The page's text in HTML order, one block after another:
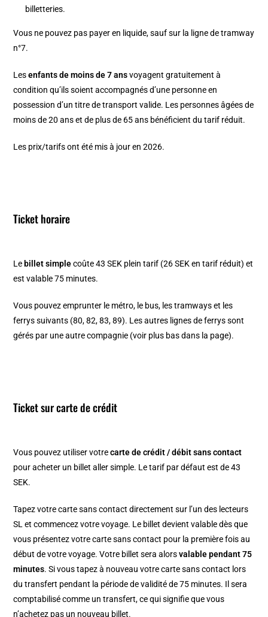
billetteries.
Vous ne pouvez pas payer en liquide, sauf sur la ligne de tramway
n°7.
Lesenfants de moins de 7 ansvoyagent gratuitement à
condition qu’ils soient accompagnés d’une personne en
possession d’un titre de transport valide. Les personnes âgées de
moins de 20 ans et de plus de 65 ans bénéficient du tarif réduit.
Les prix/tarifs ont été mis à jour en 2026.
Ticket horaire
Le billet simplecoûte 43 SEK plein tarif (26 SEK en tarif réduit) et
est valable 75 minutes.
Vous pouvez emprunter le métro, le bus, les tramways et les
ferrys suivants (80, 82, 83, 89). Les autres lignes de ferrys sont
gérés par une autre compagnie (voir plus bas dans la page).
Ticket sur carte de crédit
Vous pouvez utiliser votrecarte de crédit / débit sans contact
pour acheter un billet aller simple. Le tarif par défaut est de 43
SEK.
Tapez votre carte sans contact directement sur l’un des lecteurs
SL et commencez votre voyage. Le billet devient valable dès que
vous présentez votre carte sans contact pour la première fois au
début de votre voyage. Votre billet sera alorsvalable pendant 75
minutes. Si vous tapez à nouveau votre carte sans contact lors
du transfert pendant la période de validité de 75 minutes. Il sera
comptabilisé comme un transfert, ce qui signifie que vous
n’achetez pas un nouveau billet.